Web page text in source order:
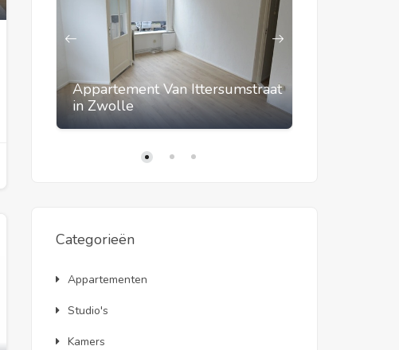
Appartement Van Ittersumstraat
in Zwolle
Categorieën
Appartementen
Studio's
Kamers